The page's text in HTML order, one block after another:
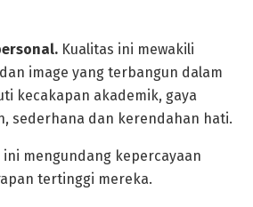
Kualitas ini mewakili
image yang terbangun dalam
kecakapan akademik, gaya
sederhana dan kerendahan hati.
mengundang kepercayaan
tertinggi mereka.